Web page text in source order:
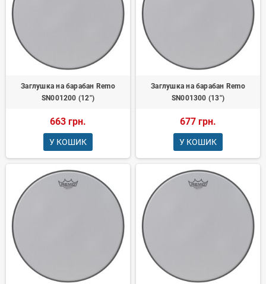
Заглушка на барабан Remo
SN001200 (12")
663 грн.
У КОШИК
Заглушка на барабан Remo
SN001300 (13")
677 грн.
У КОШИК